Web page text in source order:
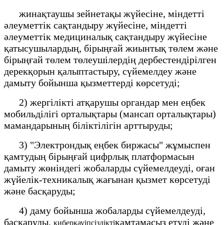
жинақтаушы зейнетақы жүйесіне, міндетті
әлеуметтік сақтандыру жүйесіне, міндетті
әлеуметтік медициналық сақтандыру жүйесіне
қатысушылардың, бірыңғай жиынтық төлем және
бірыңғай төлем төлеушілердің дербестендірілген
дерекқорын қалыптастыру, сүйемелдеу және
дамыту бойынша қызметтерді көрсетуді;
2) жергілікті атқарушы органдар мен еңбек
мобильділігі орталықтары (мансап орталықтары)
мамандарының біліктілігін арттыруды;
3) "Электрондық еңбек биржасы" жұмыспен
қамтудың бірыңғай цифрлық платформасын
дамыту жөніндегі жобаларды сүйемелдеуді, оған
жүйелік-техникалық жағынан қызмет көрсетуді
және басқаруды;
4) даму бойынша жобаларды сүйемелдеуді,
басқаруды, киберқауіпсіздіктіқамтамасыз етуді және